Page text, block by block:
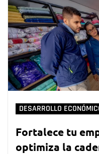
DESARROLLO
Fortalece tu
optimiza la